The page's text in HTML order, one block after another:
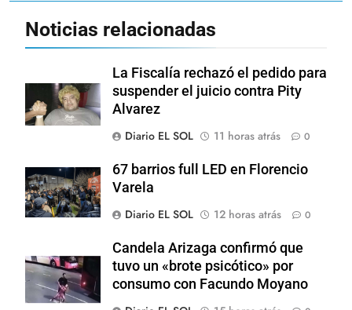
Noticias relacionadas
La Fiscalía rechazó el pedido para
suspender el juicio contra Pity
Alvarez
Diario EL SOL
11 horas atrás 0
67 barrios full LED en Florencio
Varela
Diario EL SOL
12 horas atrás 0
Candela Arizaga confirmó que
tuvo un «brote psicótico» por
consumo con Facundo Moyano